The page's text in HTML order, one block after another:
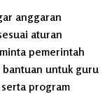
anggaran
aturan
pemerintah
bantuan untuk guru
program